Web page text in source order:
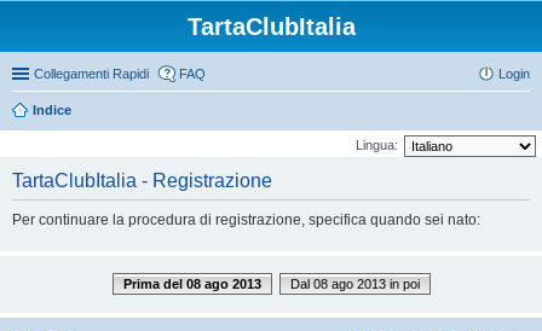
TartaClubItalia
Collegamenti Rapidi FAQ Login
Indice
Lingua:
TartaClubItalia - Registrazione
Per continuare la procedura di registrazione, specifica quando sei nato:
Prima del 08 ago 2013 Dal 08 ago 2013 in poi